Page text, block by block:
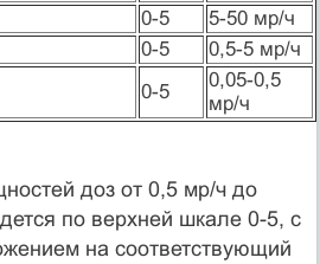
0-5
5-50 мр/ч
0-5
0,5-5 мр/ч
0-5
0,05-0,5
мр/ч
доз от 0,5 мр/ч до
по верхней шкале 0-5, с
на соответствующий